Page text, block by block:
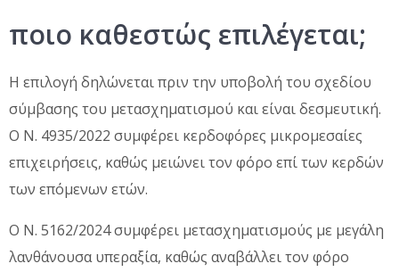
ποιο καθεστώς επιλέγεται;
Η επιλογή δηλώνεται πριν την υποβολή του σχεδίου
σύμβασης του μετασχηματισμού και είναι δεσμευτική.
Ο Ν. 4935/2022 συμφέρει κερδοφόρες μικρομεσαίες
επιχειρήσεις, καθώς μειώνει τον φόρο επί των κερδών
των επόμενων ετών.
Ο Ν. 5162/2024 συμφέρει μετασχηματισμούς με μεγάλη
λανθάνουσα υπεραξία, καθώς αναβάλλει τον φόρο